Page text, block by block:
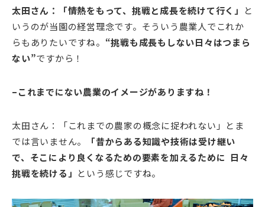
太田さん：「情熱をもって、挑戦と成長を続けて行く」
と
いうのが当園の経営理念です。そういう農業人でこれか
らもありたいですね。 “挑戦も成長もしない日々はつまら
ない”ですから！
–これまでにない農業のイメージがありますね！
太田さん：「これまでの農家の概念に捉われない」とま
では言いません。
「昔からある知識や技術は受け継い
で、そこにより良くなるための要素を加えるために 日々
挑戦を続ける」 という感じですね。